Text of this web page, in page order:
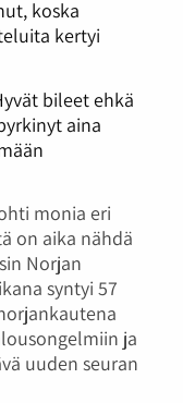
koska
kertyi
bileet ehkä
aina
monia eri
on aika nähdä
Norjan
syntyi 57
ja
uuden seuran